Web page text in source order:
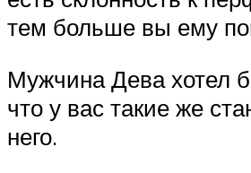
тем больше вы ему
Мужчина Дева хотел
что у вас такие же
него.